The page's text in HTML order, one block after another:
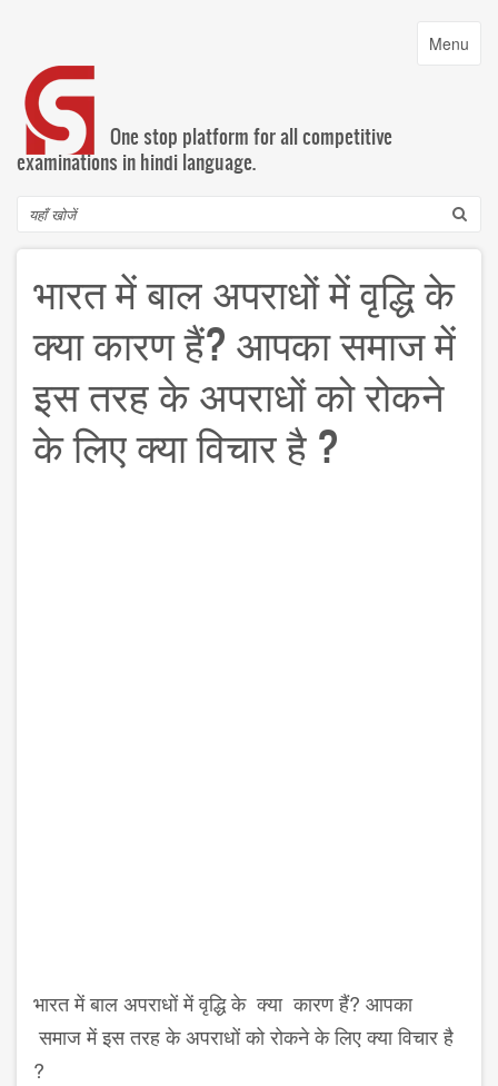
content
Toggle
Menu
One stop platform for all competitive
examinations in hindi language.
Search
भारत में बाल अपराधों में वृद्धि के
क्या कारण हैं? आपका समाज में
इस तरह के अपराधों को रोकने
के लिए क्या विचार है ?
भारत में बाल अपराधों में वृद्धि के क्या कारण हैं? आपका
समाज में इस तरह के अपराधों को रोकने के लिए क्या विचार है
?